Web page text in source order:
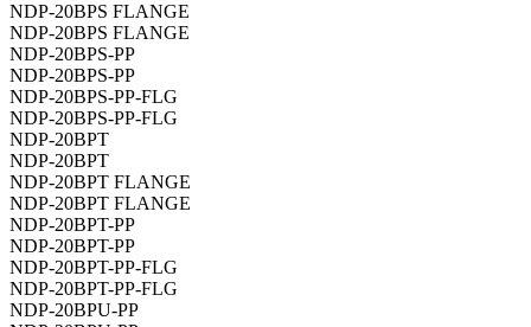
NDP-20BPS FLANGE
NDP-20BPS FLANGE
NDP-20BPS-PP
NDP-20BPS-PP
NDP-20BPS-PP-FLG
NDP-20BPS-PP-FLG
NDP-20BPT
NDP-20BPT
NDP-20BPT FLANGE
NDP-20BPT FLANGE
NDP-20BPT-PP
NDP-20BPT-PP
NDP-20BPT-PP-FLG
NDP-20BPT-PP-FLG
NDP-20BPU-PP